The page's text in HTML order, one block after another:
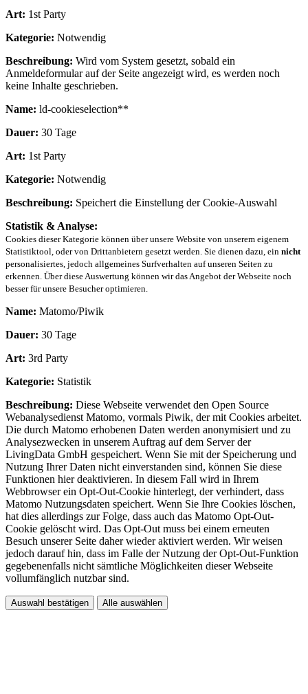
Art: 1st Party
Kategorie: Notwendig
Beschreibung: Wird vom System gesetzt, sobald ein
Anmeldeformular auf der Seite angezeigt wird, es werden noch
keine Inhalte geschrieben.
Name: ld-cookieselection**
Dauer: 30 Tage
Art: 1st Party
Kategorie: Notwendig
Beschreibung: Speichert die Einstellung der Cookie-Auswahl
Statistik & Analyse:
Cookies dieser Kategorie können über unsere Website von unserem eigenem
Statistiktool, oder von Drittanbietern gesetzt werden. Sie dienen dazu, ein nicht
personalisiertes, jedoch allgemeines Surfverhalten auf unseren Seiten zu
erkennen. Über diese Auswertung können wir das Angebot der Webseite noch
besser für unsere Besucher optimieren.
Name: Matomo/Piwik
Dauer: 30 Tage
Art: 3rd Party
Kategorie: Statistik
Beschreibung: Diese Webseite verwendet den Open Source
Webanalysedienst Matomo, vormals Piwik, der mit Cookies arbeitet.
Die durch Matomo erhobenen Daten werden anonymisiert und zu
Analysezwecken in unserem Auftrag auf dem Server der
LivingData GmbH gespeichert. Wenn Sie mit der Speicherung und
Nutzung Ihrer Daten nicht einverstanden sind, können Sie diese
Funktionen hier deaktivieren. In diesem Fall wird in Ihrem
Webbrowser ein Opt-Out-Cookie hinterlegt, der verhindert, dass
Matomo Nutzungsdaten speichert. Wenn Sie Ihre Cookies löschen,
hat dies allerdings zur Folge, dass auch das Matomo Opt-Out-
Cookie gelöscht wird. Das Opt-Out muss bei einem erneuten
Besuch unserer Seite daher wieder aktiviert werden. Wir weisen
jedoch darauf hin, dass im Falle der Nutzung der Opt-Out-Funktion
gegebenenfalls nicht sämtliche Möglichkeiten dieser Webseite
vollumfänglich nutzbar sind.
Auswahl bestätigen Alle auswählen